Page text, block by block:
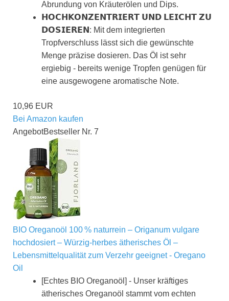
Abrundung von Kräuterölen und Dips.
𝗛𝗢𝗖𝗛𝗞𝗢𝗡𝗭𝗘𝗡𝗧𝗥𝗜𝗘𝗥𝗧 𝗨𝗡𝗗 𝗟𝗘𝗜𝗖𝗛𝗧 𝗭𝗨
𝗗𝗢𝗦𝗜𝗘𝗥𝗘𝗡: Mit dem integrierten
Tropfverschluss lässt sich die gewünschte
Menge präzise dosieren. Das Öl ist sehr
ergiebig - bereits wenige Tropfen genügen für
eine ausgewogene aromatische Note.
10,96 EUR
Bei Amazon kaufen
AngebotBestseller Nr. 7
BIO Oreganoöl 100 % naturrein – Origanum vulgare
hochdosiert – Würzig-herbes ätherisches Öl –
Lebensmittelqualität zum Verzehr geeignet - Oregano
Oil
[Echtes BIO Oreganoöl] - Unser kräftiges
ätherisches Oreganoöl stammt vom echten